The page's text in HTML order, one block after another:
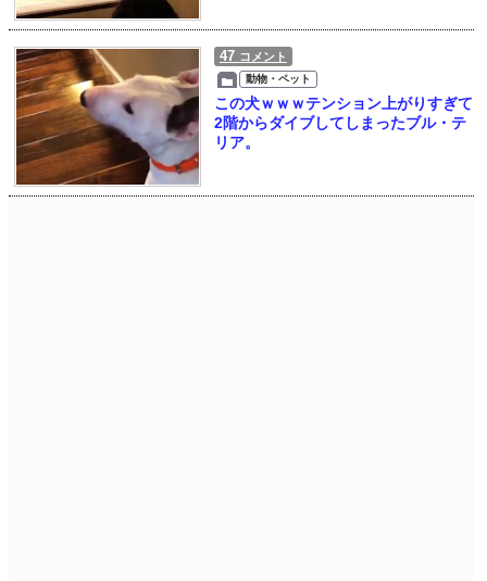
47 コメント
動物・ペット
この犬ｗｗｗテンション上がりすぎて
2階からダイブしてしまったブル・テ
リア。